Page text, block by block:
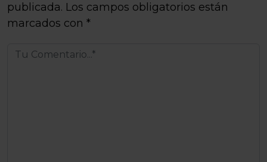
publicada. Los campos obligatorios están
marcados con *